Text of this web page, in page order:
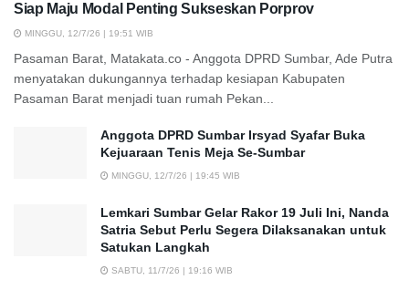
Siap Maju Modal Penting Sukseskan Porprov
MINGGU, 12/7/26 | 19:51 WIB
Pasaman Barat, Matakata.co - Anggota DPRD Sumbar, Ade Putra
menyatakan dukungannya terhadap kesiapan Kabupaten
Pasaman Barat menjadi tuan rumah Pekan...
Anggota DPRD Sumbar Irsyad Syafar Buka
Kejuaraan Tenis Meja Se-Sumbar
MINGGU, 12/7/26 | 19:45 WIB
Lemkari Sumbar Gelar Rakor 19 Juli Ini, Nanda
Satria Sebut Perlu Segera Dilaksanakan untuk
Satukan Langkah
SABTU, 11/7/26 | 19:16 WIB